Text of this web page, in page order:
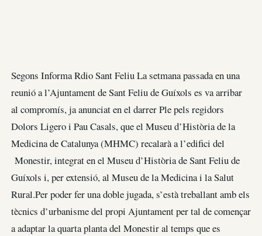
Segons Informa Rdio Sant Feliu La setmana passada en una
reunió a l’Ajuntament de Sant Feliu de Guíxols es va arribar
al compromís, ja anunciat en el darrer Ple pels regidors
Dolors Ligero i Pau Casals, que el Museu d’Història de la
Medicina de Catalunya (MHMC) recalarà a l’edifici del
Monestir, integrat en el Museu d’Història de Sant Feliu de
Guíxols i, per extensió, al Museu de la Medicina i la Salut
Rural.Per poder fer una doble jugada, s’està treballant amb els
tècnics d’urbanisme del propi Ajuntament per tal de començar
a adaptar la quarta planta del Monestir al temps que es